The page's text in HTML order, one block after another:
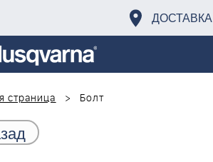
ДОСТАВКА
страница
Болт